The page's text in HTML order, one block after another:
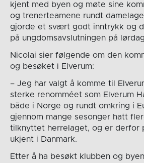
kjent med byen og møte sine
og trenerteamene rundt
gjorde et svært godt inntrykk og
på ungdomsavslutningen på
Nicolai sier følgende om den
og besøket i Elverum:
– Jeg har valgt å komme til
sterke renomméet som Elverum
både i Norge og rundt omkring i
gjennom mange sesonger hatt
tilknyttet herrelaget, og er derfor
ukjent i Danmark.
Etter å ha besøkt klubben og